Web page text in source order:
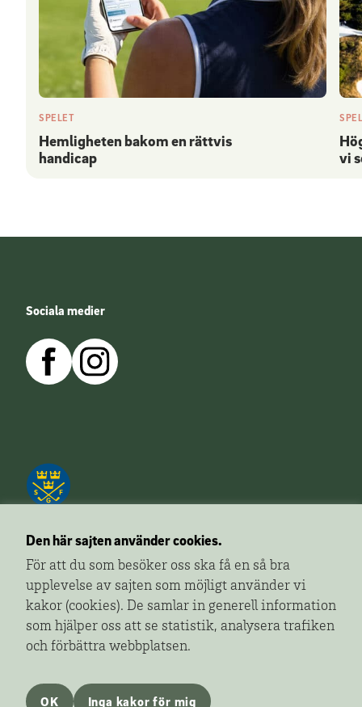
SPELET
Hemligheten bakom en rättvis
handicap
vi
Golfa!
är ett redaktionellt innehåll från Svenska
Golfförbundet som ger dig fler sidor av golfen.
Ansvarig utgivare:Gunnar Håkansson, Svenska
Om Svenska Golfförbundets mediasatsning
Sociala medier
Den här sajten använder cookies.
För att du som besöker oss ska få en så bra
upplevelse av sajten som möjligt använder vi
kakor (cookies). De samlar in generell information
som hjälper oss att se statistik, analysera trafiken
och förbättra webbplatsen.
OK Inga kakor för mig